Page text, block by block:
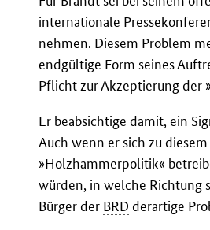
internationale
nehmen. Diesem Problem
endgültige Form seines
Pflicht zur Akzeptierung der
Er beabsichtige damit, ein
Auch wenn er sich zu
»Holzhammerpolitik«
würden, in welche Richtung
Bürger der BRD derartige